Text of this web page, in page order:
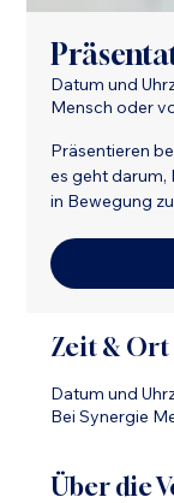
Datum und
Mensch oder
Präsentieren
es geht darum,
in Bewegung
Zeit & Ort
Datum und
Bei Synergie
Über die